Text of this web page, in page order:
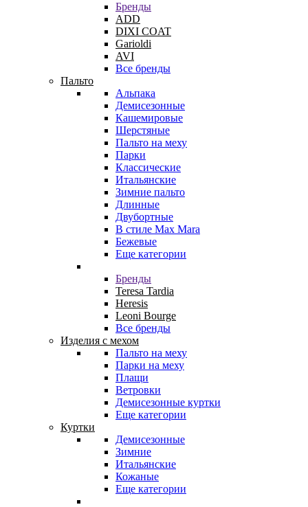
Бренды
ADD
DIXI COAT
Garioldi
AVI
Все бренды
Пальто
Альпака
Демисезонные
Кашемировые
Шерстяные
Пальто на меху
Парки
Классические
Итальянские
Зимние пальто
Длинные
Двубортные
В стиле Max Mara
Бежевые
Еще категории
Бренды
Teresa Tardia
Heresis
Leoni Bourge
Все бренды
Изделия с мехом
Пальто на меху
Парки на меху
Плащи
Ветровки
Демисезонные куртки
Еще категории
Куртки
Демисезонные
Зимние
Итальянские
Кожаные
Еще категории